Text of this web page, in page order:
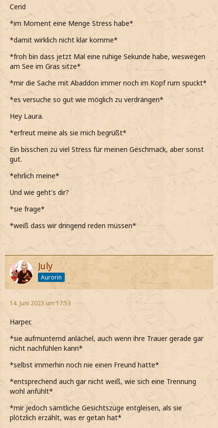
Cerid
*im Moment eine Menge Stress habe*
*damit wirklich nicht klar komme*
*froh bin dass jetzt Mal eine ruhige Sekunde habe, weswegen
am See im Gras sitze*
*mir die Sache mit Abaddon immer noch im Kopf rum spuckt*
*es versuche so gut wie möglich zu verdrängen*
Hey Laura.
*erfreut meine als sie mich begrüßt*
Ein bisschen zu viel Stress für meinen Geschmack, aber sonst
gut.
*ehrlich meine*
Und wie geht's dir?
*sie frage*
*weiß dass wir dringend reden müssen*
July
Aurorin
14. Juni 2023 um 17:53
Harper.
*sie aufmunternd anlächel, auch wenn ihre Trauer gerade gar
nicht nachfühlen kann*
*selbst immerhin noch nie einen Freund hatte*
*entsprechend auch gar nicht weiß, wie sich eine Trennung
wohl anfühlt*
*mir jedoch sämtliche Gesichtszüge entgleisen, als sie
plötzlich erzählt, was er getan hat*